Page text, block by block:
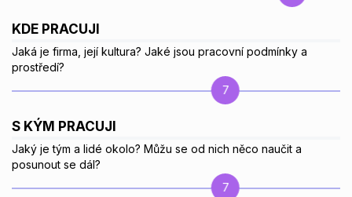
KDE PRACUJI
Jaká je firma, její kultura? Jaké jsou pracovní podmínky a
prostředí?
7
S KÝM PRACUJI
Jaký je tým a lidé okolo? Můžu se od nich něco naučit a
posunout se dál?
7